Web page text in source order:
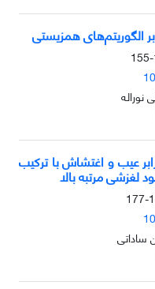
الگوریتم‌های همزیستی
نوراله
عیب و اغتشاش با ترکیب
مرتبه بالا
ساداتی